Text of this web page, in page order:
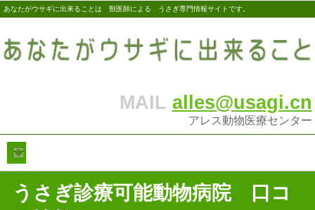
あなたがウサギに出来ることは 獣医師による うさぎ専門情報サイトです。
MAIL alles@usagi.cn
アレス動物医療センター
うさぎ診療可能動物病院 口コ